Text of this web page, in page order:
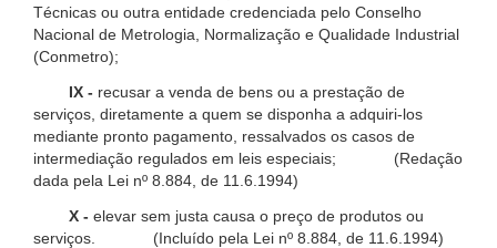
Técnicas ou outra entidade credenciada pelo Conselho
Nacional de Metrologia, Normalização e Qualidade Industrial
(Conmetro);
IX - recusar a venda de bens ou a prestação de
serviços, diretamente a quem se disponha a adquiri-los
mediante pronto pagamento, ressalvados os casos de
intermediação regulados em leis especiais; (Redação
dada pela Lei nº 8.884, de 11.6.1994)
X - elevar sem justa causa o preço de produtos ou
serviços. (Incluído pela Lei nº 8.884, de 11.6.1994)